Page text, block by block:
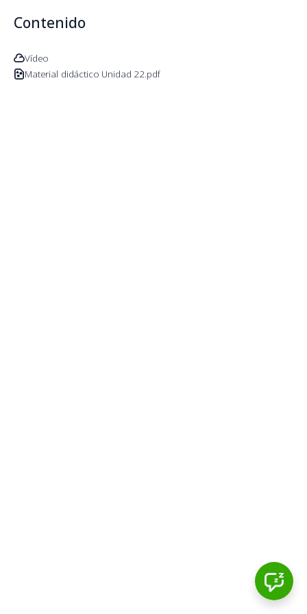
Contenido
Vídeo
Material didáctico Unidad 22.pdf